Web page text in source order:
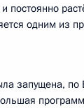
постоянно
одним из
запущена,